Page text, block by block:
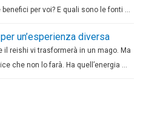
per voi? E quali sono le fonti …
un’esperienza diversa
il reishi vi trasformerà in un mago. Ma
che non lo farà. Ha quell’energia …